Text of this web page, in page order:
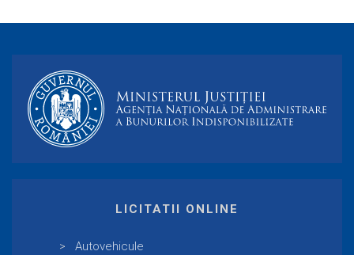
LICITATII ONLINE
Autovehicule